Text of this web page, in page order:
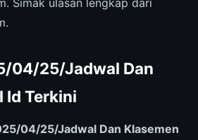
Simak ulasan lengkap dari
04/25/Jadwal Dan
Id Terkini
04/25/Jadwal Dan Klasemen